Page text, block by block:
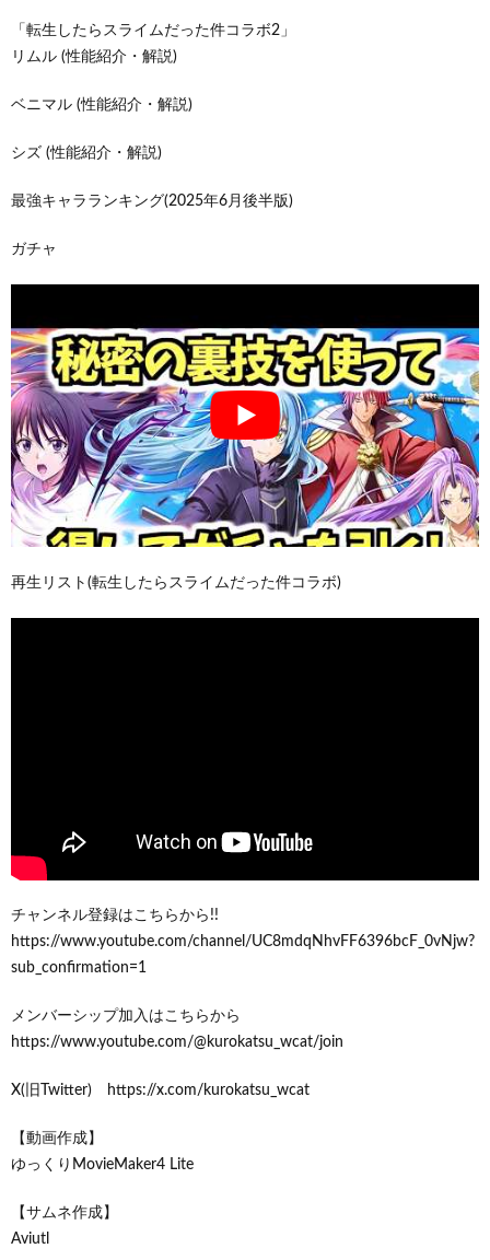
「転生したらスライムだった件コラボ2」
リムル (性能紹介・解説)
ベニマル (性能紹介・解説)
シズ (性能紹介・解説)
最強キャラランキング(2025年6月後半版)
ガチャ
再生リスト(転生したらスライムだった件コラボ)
チャンネル登録はこちらから!!
https://www.youtube.com/channel/UC8mdqNhvFF6396bcF_0vNjw?
sub_confirmation=1
メンバーシップ加入はこちらから
https://www.youtube.com/@kurokatsu_wcat/join
X(旧Twitter) https://x.com/kurokatsu_wcat
【動画作成】
ゆっくりMovieMaker4 Lite
【サムネ作成】
Aviutl